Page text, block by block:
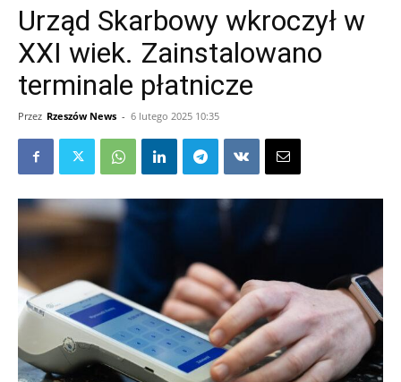
Urząd Skarbowy wkroczył w
XXI wiek. Zainstalowano
terminale płatnicze
Przez Rzeszów News - 6 lutego 2025 10:35